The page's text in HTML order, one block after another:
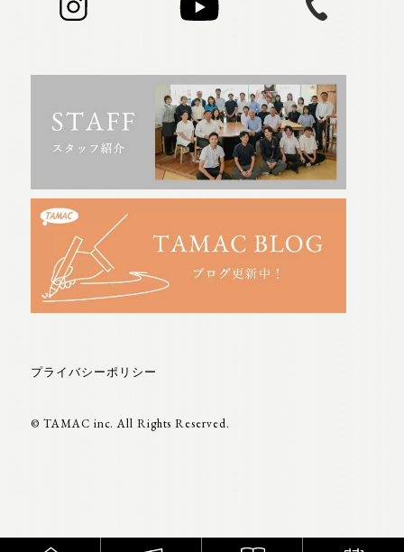
プライバシーポリシー
© TAMAC inc. All Rights Reserved.